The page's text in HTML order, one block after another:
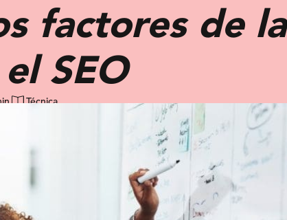
factores de la
SEO
Técnica